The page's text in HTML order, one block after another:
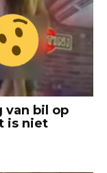
van bil op
is niet